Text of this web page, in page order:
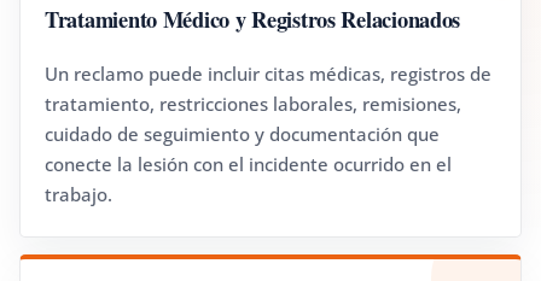
Tratamiento Médico y Registros Relacionados
Un reclamo puede incluir citas médicas, registros de
tratamiento, restricciones laborales, remisiones,
cuidado de seguimiento y documentación que
conecte la lesión con el incidente ocurrido en el
trabajo.